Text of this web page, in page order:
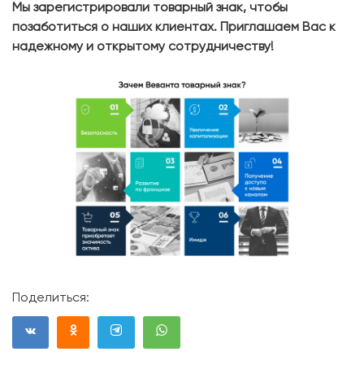
Мы зарегистрировали товарный знак, чтобы
позаботиться о наших клиентах. Приглашаем Вас к
надежному и открытому сотрудничеству!
Поделиться: